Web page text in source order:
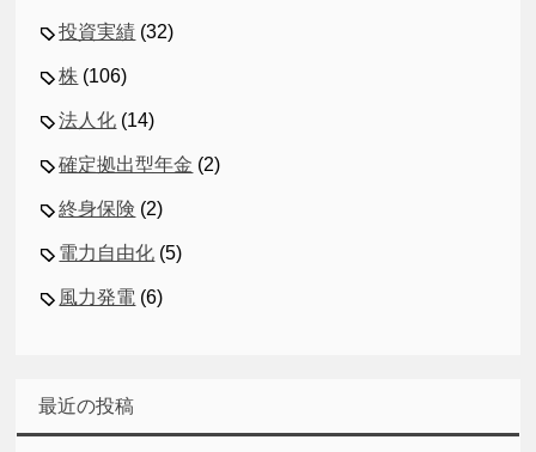
投資実績 (32)
株 (106)
法人化 (14)
確定拠出型年金 (2)
終身保険 (2)
電力自由化 (5)
風力発電 (6)
最近の投稿